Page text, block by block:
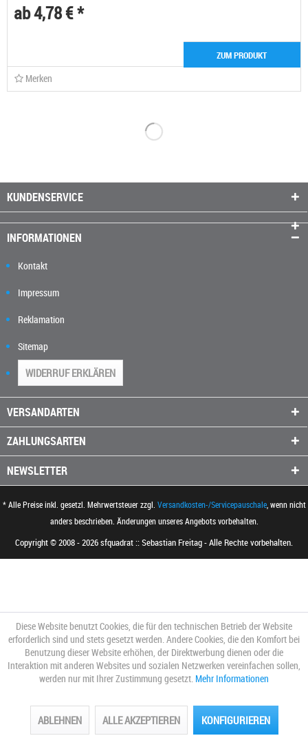
ab 4,78 € *
ZUM PRODUKT
Merken
KUNDENSERVICE
INFORMATIONEN
Kontakt
Impressum
Reklamation
Sitemap
WIDERRUF ERKLÄREN
VERSANDARTEN
ZAHLUNGSARTEN
NEWSLETTER
* Alle Preise inkl. gesetzl. Mehrwertsteuer zzgl. Versandkosten-/Servicepauschale, wenn nicht
anders beschrieben. Änderungen unseres Angebots vorbehalten.
Copyright © 2008 - 2026 sfquadrat :: Sebastian Freitag - Alle Rechte vorbehalten.
Diese Website benutzt Cookies, die für den technischen Betrieb der Website
erforderlich sind und stets gesetzt werden. Andere Cookies, die den Komfort bei
Benutzung dieser Website erhöhen, der Direktwerbung dienen oder die
Interaktion mit anderen Websites und sozialen Netzwerken vereinfachen sollen,
werden nur mit Ihrer Zustimmung gesetzt. Mehr Informationen
ABLEHNEN ALLE AKZEPTIEREN KONFIGURIEREN